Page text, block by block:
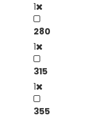
1
280
1
315
1
355